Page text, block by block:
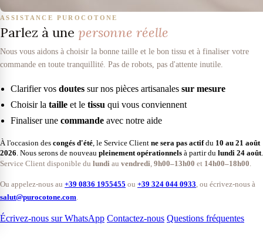
ASSISTANCE PUROCOTONE
Parlez à une personne réelle
Nous vous aidons à choisir la bonne taille et le bon tissu et à finaliser votre
commande en toute tranquillité. Pas de robots, pas d'attente inutile.
Clarifier vos doutes sur nos pièces artisanales sur mesure
Choisir la taille et le tissu qui vous conviennent
Finaliser une commande avec notre aide
À l'occasion des congés d'été , le Service Client ne sera pas actifdu 10 au 21 août
2026 . Nous serons de nouveau pleinement opérationnels à partir du lundi 24 août
Service Client disponible du lundi au vendredi 9h00–13h00 et 14h00–18h00
Ou appelez-nous au +39 0836 1955455 ou +39 324 044 0933 , ou écrivez-nous à
salut@purocotone.com
Écrivez-nous sur WhatsApp Contactez-nous Questions fréquentes